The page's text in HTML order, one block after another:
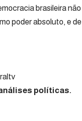
brasileira
poder absoluto, e
políticas.